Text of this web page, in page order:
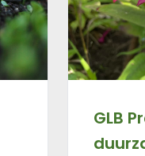
GLB